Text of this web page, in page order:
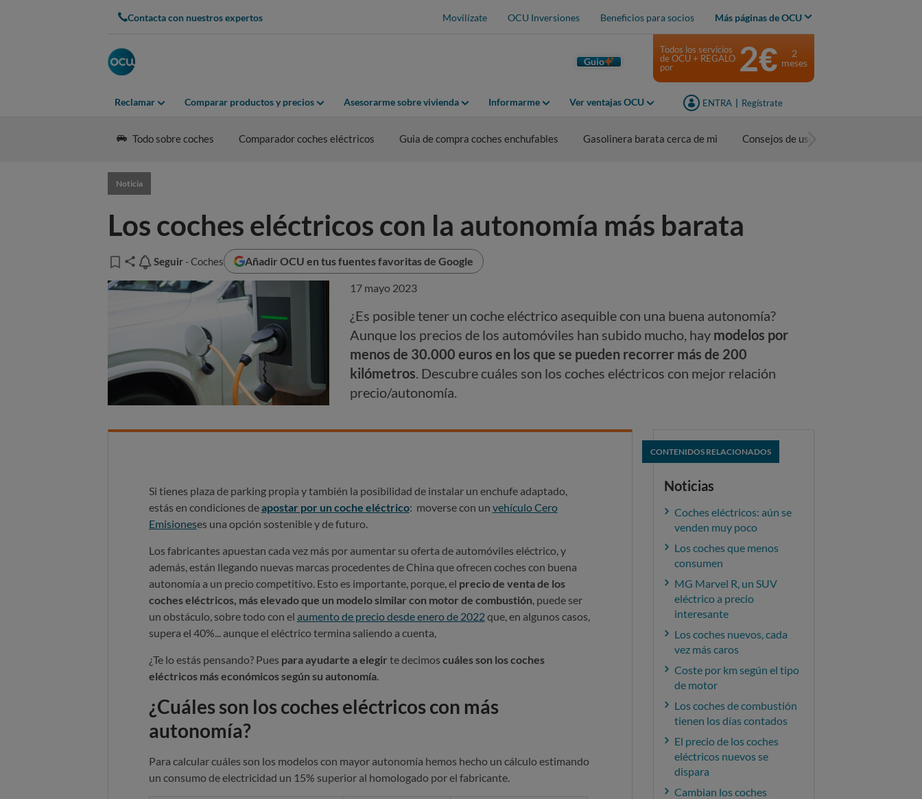
Contacta con nuestros expertos Movilízate OCU Inversiones Beneficios para socios Más páginas de OCU
Guio
Reclamar Comparar productos y precios Asesorarme sobre vivienda Informarme Ver ventajas OCU ENTRA Regístrate
Todos los servicios
de OCU + REGALO
por
2€
2
meses
Todo sobre coches Comparador coches eléctricos Guia de compra coches enchufables Gasolinera barata cerca de mi Consejos de uso
Noticia
Los coches eléctricos con la autonomía más barata
Seguir
Seguir - Coches Añadir OCU en tus fuentes favoritas de Google
17 mayo 2023
¿Es posible tener un coche eléctrico asequible con una buena autonomía?
Aunque los precios de los automóviles han subido mucho, hay modelos por
menos de 30.000 euros en los que se pueden recorrer más de 200
kilómetros. Descubre cuáles son los coches eléctricos con mejor relación
precio/autonomía.
Si tienes plaza de parking propia y también la posibilidad de instalar un enchufe adaptado,
estás en condiciones deapostar por un coche eléctrico: moverse con un vehículo Cero
Emisioneses una opción sostenible y de futuro.
Los fabricantes apuestan cada vez más por aumentar su oferta de automóviles eléctrico, y
además, están llegando nuevas marcas procedentes de China que ofrecen coches con buena
autonomía a un precio competitivo. Esto es importante, porque, el precio de venta de los
coches eléctricos, más elevado que un modelo similar con motor de combustión , puede ser
un obstáculo, sobre todo con el aumento de precio desde enero de 2022 que, en algunos casos,
supera el 40%... aunque el eléctrico termina saliendo a cuenta,
¿Te lo estás pensando? Pues para ayudarte a elegir te decimos cuáles son los coches
eléctricos más económicos según su autonomía.
¿Cuáles son los coches eléctricos con más
autonomía?
Para calcular cuáles son los modelos con mayor autonomía hemos hecho un cálculo estimando
un consumo de electricidad un 15% superior al homologado por el fabricante.
CONTENIDOS RELACIONADOS
Noticias
Coches eléctricos: aún se
venden muy poco
Los coches que menos
consumen
MG Marvel R, un SUV
eléctrico a precio
interesante
Los coches nuevos, cada
vez más caros
Coste por km según el tipo
de motor
Los coches de combustión
tienen los días contados
El precio de los coches
eléctricos nuevos se
dispara
Cambian los coches